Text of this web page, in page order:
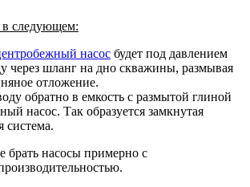
в следующем:
насос будет под давлением
через шланг на дно скважины, размывая
отложение.
обратно в емкость с размытой глиной
насос. Так образуется замкнутая
система.
брать насосы примерно с